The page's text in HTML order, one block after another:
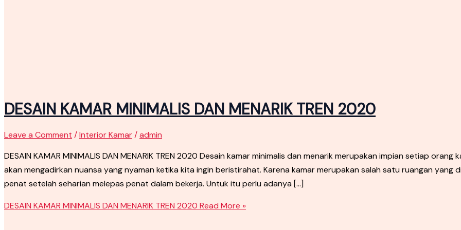
DESAIN KAMAR MINIMALIS DAN MENARIK TREN 2020
Leave a Comment /Interior Kamar/admin
DESAIN KAMAR MINIMALIS DAN MENARIK TREN 2020 Desain kamar minimalis dan menarik merupakan impian setiap
akan mengadirkan nuansa yang nyaman ketika kita ingin beristirahat. Karena kamar merupakan salah satu ruangan yang
penat setelah seharian melepas penat dalam bekerja. Untuk itu perlu adanya […]
DESAIN KAMAR MINIMALIS DAN MENARIK TREN 2020 Read More »